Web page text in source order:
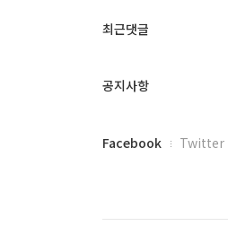
과
글
최근댓글
공지사항
페
Facebook Twitter